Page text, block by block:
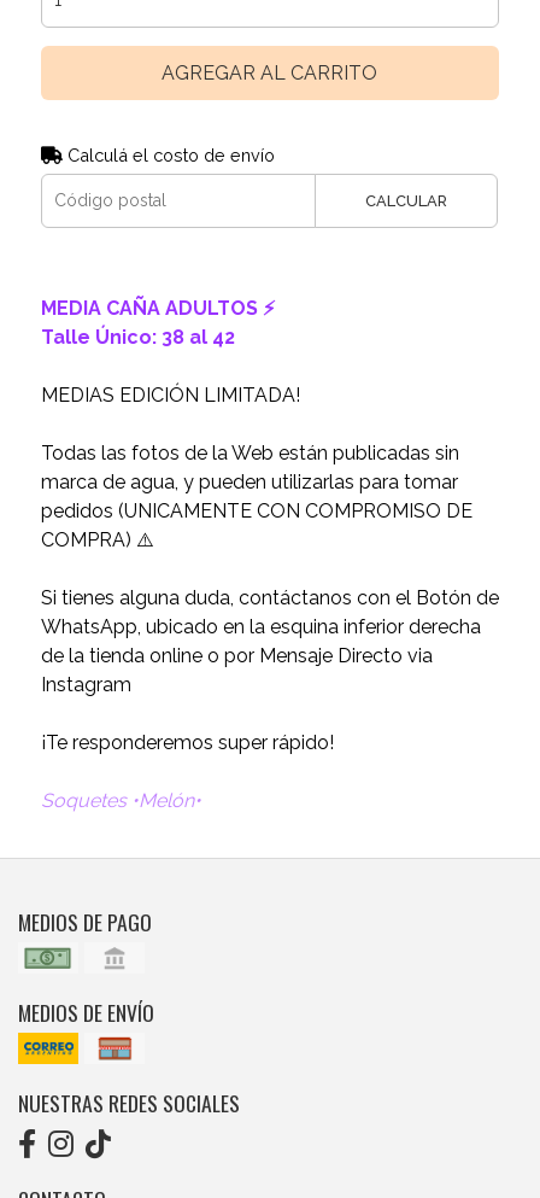
AGREGAR AL CARRITO
Calculá el costo de envío
CALCULAR
MEDIA CAÑA ADULTOS ⚡️
Talle Único: 38 al 42
MEDIAS EDICIÓN LIMITADA!
Todas las fotos de la Web están publicadas sin
marca de agua, y pueden utilizarlas para tomar
pedidos (UNICAMENTE CON COMPROMISO DE
COMPRA) ⚠️
Si tienes alguna duda, contáctanos con el Botón de
WhatsApp, ubicado en la esquina inferior derecha
de la tienda online o por Mensaje Directo via
Instagram
¡Te responderemos super rápido!
Soquetes •Melón•
MEDIOS DE PAGO
MEDIOS DE ENVÍO
NUESTRAS REDES SOCIALES